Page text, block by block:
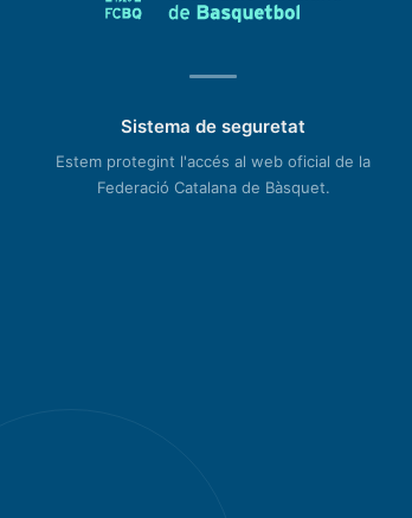
Sistema de seguretat
Estem protegint l'accés al web oficial de la
Federació Catalana de Bàsquet.